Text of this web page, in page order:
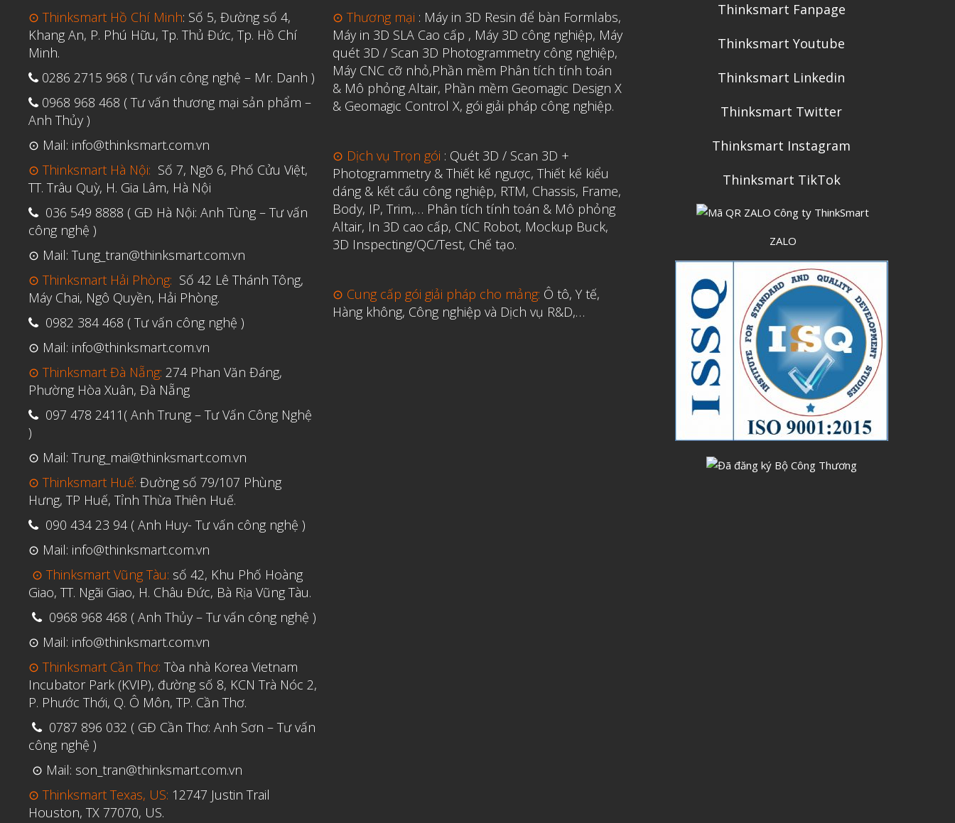
Tháng Hai 2024
Tháng Mười Một 2023
Tháng Mười 2023
Tháng Tám 2023
Tháng Bảy 2023
Tháng Ba 2023
Tháng Hai 2023
Tháng Một 2023
Tháng Mười Hai 2022
Tháng Mười Một 2022
Tháng Mười 2022
Tháng Chín 2022
Tháng Bảy 2022
⊙ Thinksmart Hồ Chí Minh: Số 5, Đường số 4,
Khang An, P. Phú Hữu, Tp. Thủ Đức, Tp. Hồ Chí
Minh.
0286 2715 968 ( Tư vấn công nghệ – Mr. Danh )
0968 968 468 ( Tư vấn thương mại sản phẩm –
Anh Thủy )
⊙ Mail: info@thinksmart.com.vn
⊙ Thinksmart Hà Nội: Số 7, Ngõ 6, Phố Cửu Việt,
TT. Trâu Quỳ, H. Gia Lâm, Hà Nội
036 549 8888 ( GĐ Hà Nội: Anh Tùng – Tư vấn
công nghệ )
⊙ Mail: Tung_tran@thinksmart.com.vn
⊙ Thinksmart Hải Phòng: Số 42 Lê Thánh Tông,
Máy Chai, Ngô Quyền, Hải Phòng.
0982 384 468 ( Tư vấn công nghệ )
⊙ Mail: info@thinksmart.com.vn
⊙ Thinksmart Đà Nẵng: 274 Phan Văn Đáng,
Phường Hòa Xuân, Đà Nẵng
097 478 2411( Anh Trung – Tư Vấn Công Nghệ
)
⊙ Mail: Trung_mai@thinksmart.com.vn
⊙ Thinksmart Huế: Đường số 79/107 Phùng
Hưng, TP Huế, Tỉnh Thừa Thiên Huế.
090 434 23 94 ( Anh Huy- Tư vấn công nghệ )
⊙ Mail: info@thinksmart.com.vn
⊙ Thinksmart Vũng Tàu: số 42, Khu Phố Hoàng
Giao, TT. Ngãi Giao, H. Châu Đức, Bà Rịa Vũng Tàu.
0968 968 468 ( Anh Thủy – Tư vấn công nghệ )
⊙ Mail: info@thinksmart.com.vn
⊙ Thinksmart Cần Thơ: Tòa nhà Korea Vietnam
Incubator Park (KVIP), đường số 8, KCN Trà Nóc 2,
P. Phước Thới, Q. Ô Môn, TP. Cần Thơ.
0787 896 032 ( GĐ Cần Thơ: Anh Sơn – Tư vấn
công nghệ )
⊙ Mail: son_tran@thinksmart.com.vn
⊙ Thinksmart Texas, US: 12747 Justin Trail
Houston, TX 77070, US.
⊙ Thương mại : Máy in 3D Resin để bàn Formlabs,
Máy in 3D SLA Cao cấp , Máy 3D công nghiệp, Máy
quét 3D / Scan 3D Photogrammetry công nghiệp,
Máy CNC cỡ nhỏ,Phần mềm Phân tích tính toán
& Mô phỏng Altair, Phần mềm Geomagic Design X
& Geomagic Control X, gói giải pháp công nghiệp.
⊙ Dịch vụ Trọn gói : Quét 3D / Scan 3D +
Photogrammetry & Thiết kế ngược, Thiết kế kiểu
dáng & kết cấu công nghiệp, RTM, Chassis, Frame,
Body, IP, Trim,… Phân tích tính toán & Mô phỏng
Altair, In 3D cao cấp, CNC Robot, Mockup Buck,
3D Inspecting/QC/Test, Chế tạo.
⊙ Cung cấp gói giải pháp cho mảng: Ô tô, Y tế,
Hàng không, Công nghiệp và Dịch vụ R&D,…
Thinksmart Fanpage
Thinksmart Youtube
Thinksmart Linkedin
Thinksmart Twitter
Thinksmart Instagram
Thinksmart TikTok
ZALO